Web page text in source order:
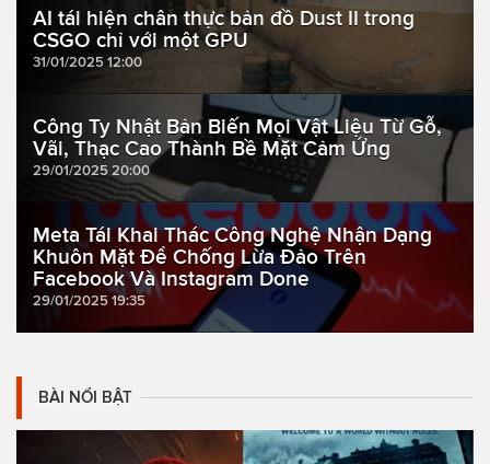
AI tái hiện chân thực bản đồ Dust II trong
CSGO chỉ với một GPU
31/01/2025 12:00
Công Ty Nhật Bản Biến Mọi Vật Liệu Từ Gỗ,
Vãi, Thạc Cao Thành Bề Mặt Cảm Ứng
29/01/2025 20:00
Meta Tái Khai Thác Công Nghệ Nhận Dạng
Khuôn Mặt Để Chống Lừa Đảo Trên
Facebook Và Instagram Done
29/01/2025 19:35
BÀI NỔI BẬT